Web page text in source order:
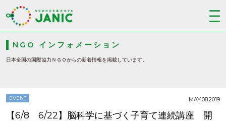
NGO インフォメーション
日本全国の国際協力ＮＧＯからの新着情報を掲載しています。
EVENT
【6/8 6/22】脳科学に基づく子育て連続講座 開
MAY.08.2019